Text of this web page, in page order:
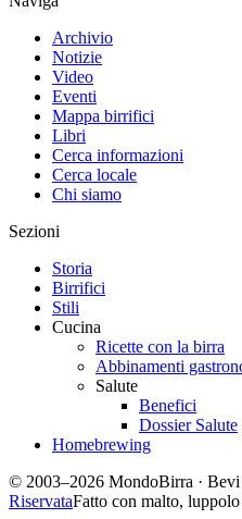
MSC World Europa
Class, una nuovissima classe di
di crociera completamente
ospitalità a bordo a prova di
l'esperienza di crociera con una
e aree creative che non hanno
crocieristica odierna. Il design
con un'impressionante World
vista mozzafiato sull'oceano. Le
affacciano sulla spettacolare
sorprendente elemento
The Venom Drop @ The Spiral,
Per maggiori informazioni:
MSC Crociere
Baladin
Fonte Comunicato Stampa
Birrifici citati